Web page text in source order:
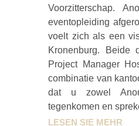
Voorzitterschap.
eventopleiding
voelt zich als een
Kronenburg. Beide
Project Manager
combinatie van
dat u zowel
tegenkomen en
LESEN SIE MEHR